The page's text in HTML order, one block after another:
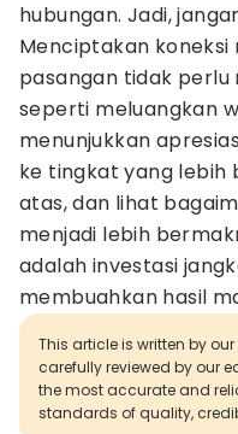
hubungan. Jadi,
Menciptakan
pasangan tidak
seperti meluangkan
menunjukkan
ke tingkat yang lebih
atas, dan lihat
menjadi lebih
adalah investasi
membuahkan hasil
This article is written by
carefully reviewed by our
the most accurate and
standards of quality,